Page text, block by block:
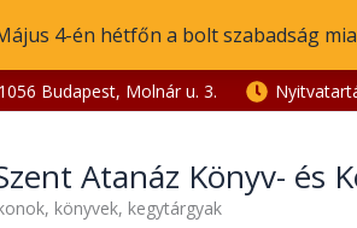
4-én hétfőn a bolt szabadság
1056 Budapest, Molnár u. 3.
Atanáz Könyv- és
könyvek, kegytárgyak